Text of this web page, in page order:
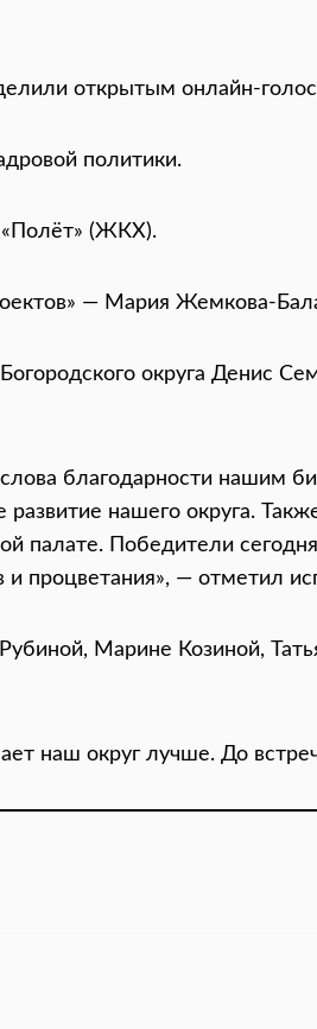
открытым онлайн-
политики.
«Полёт» (ЖКХ).
— Мария Жемкова-
округа Денис
благодарности нашим
нашего округа.
палате. Победители
процветания», — отметил
Марине Козиной,
наш округ лучше. До